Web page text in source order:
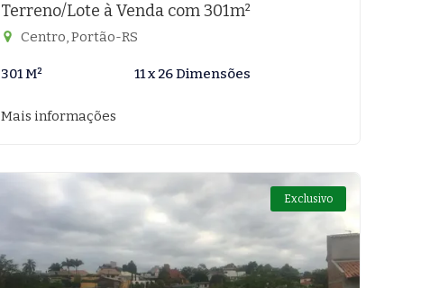
Terreno/Lote à Venda com 301m²
Centro, Portão-RS
301 M² 11 x 26 Dimensões
Mais informações
Exclusivo